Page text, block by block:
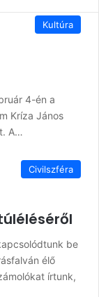
Kultúra
4-én a
Kríza János
A…
Civilszféra
be
élő
írtunk,